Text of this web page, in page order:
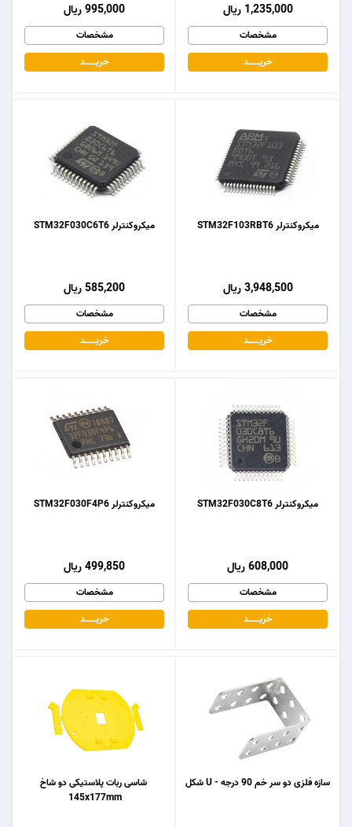
995,000 ریال
مشخصات
خریـــــــد
1,235,000 ریال
مشخصات
خریـــــــد
میکروکنترلر STM32F030C6T6
585,200 ریال
مشخصات
خریـــــــد
میکروکنترلر STM32F103RBT6
3,948,500 ریال
مشخصات
خریـــــــد
میکروکنترلر STM32F030F4P6
499,850 ریال
مشخصات
خریـــــــد
میکروکنترلر STM32F030C8T6
608,000 ریال
مشخصات
خریـــــــد
شاسی ربات پلاستیکی دو شاخ
145x177mm
سازه فلزی دو سر خم 90 درجه - U شکل